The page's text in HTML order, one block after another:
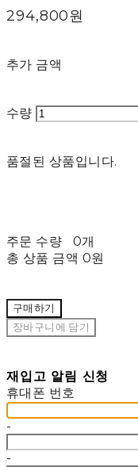
294,800원
추가 금액
수량
품절된 상품입니다.
주문 수량
0개
총 상품 금액 0원
구매하기
장바구니에 담기
재입고 알림 신청
휴대폰 번호
-
-